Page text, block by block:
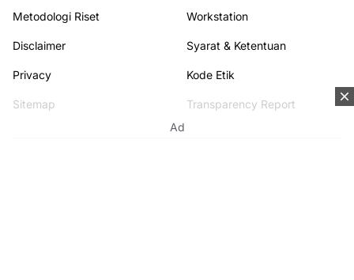
Ad
Metodologi Riset Workstation
Disclaimer Syarat & Ketentuan
Privacy Kode Etik
Sitemap Transparency Report